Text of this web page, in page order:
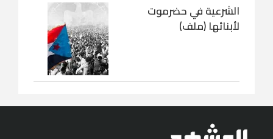
الشرعية في حضرموت
لأبنائها (ملف)